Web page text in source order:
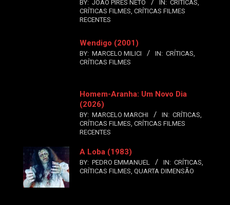
BY: JOÃO PIRES NETO IN: CRÍTICAS
CRÍTICAS FILMES CRÍTICAS FILMES
RECENTES
Wendigo (2001)
BY: MARCELO MILICI IN: CRÍTICAS
CRÍTICAS FILMES
Homem-Aranha: Um Novo Dia
(2026)
BY: MARCELO MARCHI IN: CRÍTICAS
CRÍTICAS FILMES CRÍTICAS FILMES
RECENTES
A Loba (1983)
BY: PEDRO EMMANUEL IN: CRÍTICAS
CRÍTICAS FILMES QUARTA DIMENSÃO